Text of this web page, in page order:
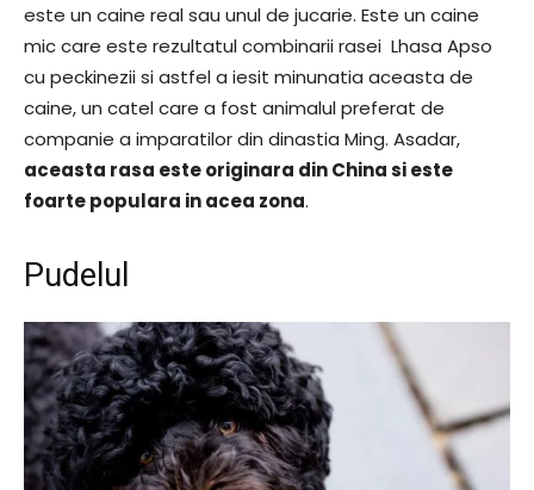
este un caine real sau unul de jucarie. Este un caine
mic care este rezultatul combinarii rasei Lhasa Apso
cu peckinezii si astfel a iesit minunatia aceasta de
caine, un catel care a fost animalul preferat de
companie a imparatilor din dinastia Ming. Asadar,
aceasta rasa este originara din China si este
foarte populara in acea zona.
Pudelul